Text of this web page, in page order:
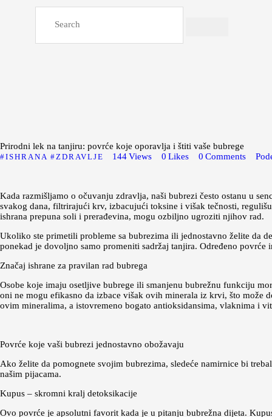
Prirodni lek na tanjiru: povrće koje oporavlja i štiti vaše bubrege
ISHRANA ZDRAVLJE 144 Views 0 Likes 0 Comments
Kada razmišljamo o očuvanju zdravlja, naši bubrezi često ostanu u
svakog dana, filtrirajući krv, izbacujući toksine i višak tečnosti,
ishrana prepuna soli i prerađevina, mogu ozbiljno ugroziti njihov rad.
Ukoliko ste primetili probleme sa bubrezima ili jednostavno želite da
ponekad je dovoljno samo promeniti sadržaj tanjira. Određeno
Značaj ishrane za pravilan rad bubrega
Osobe koje imaju osetljive bubrege ili smanjenu bubrežnu funkciju
oni ne mogu efikasno da izbace višak ovih minerala iz krvi, što
ovim mineralima, a istovremeno bogato antioksidansima, vlaknima i
Povrće koje vaši bubrezi jednostavno obožavaju
Ako želite da pomognete svojim bubrezima, sledeće namirnice bi
našim pijacama.
Kupus – skromni kralj detoksikacije
Ovo povrće je apsolutni favorit kada je u pitanju bubrežna dijeta.